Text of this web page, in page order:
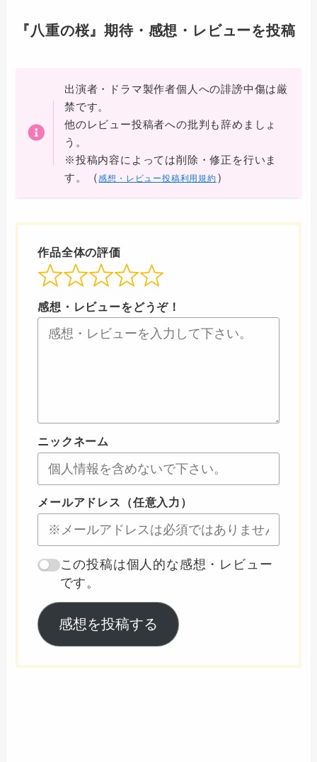
『八重の桜』期待・感想・レビューを投稿
出演者・ドラマ製作者個人への誹謗中傷は厳
禁です。
他のレビュー投稿者への批判も辞めましょ
う。
※投稿内容によっては削除・修正を行いま
す。
（感想・レビュー投稿利用規約 ）
作品全体の評価
感想・レビューをどうぞ！
ニックネーム
メールアドレス（任意入力）
この投稿は個人的な感想・レビュー
です。
感想を投稿する